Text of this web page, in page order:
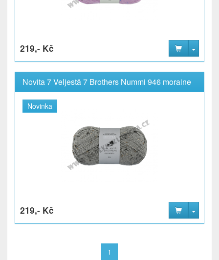
219,- Kč
Novita 7 Veljestä 7 Brothers Nummi 946 moraine
Novinka
219,- Kč
1